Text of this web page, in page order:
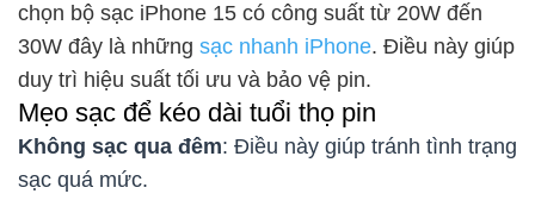
chọn bộ sạc iPhone 15 có công suất từ 20W đến
30W đây là những sạc nhanh iPhone. Điều này giúp
duy trì hiệu suất tối ưu và bảo vệ pin.
Mẹo sạc để kéo dài tuổi thọ pin
Không sạc qua đêm: Điều này giúp tránh tình trạng
sạc quá mức.